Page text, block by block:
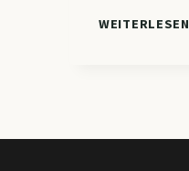
WEITERLESEN